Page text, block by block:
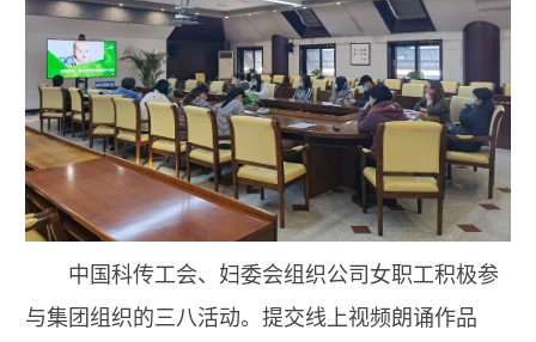
中国科传工会、妇委会组织公司女职工积极参
与集团组织的三八活动。提交线上视频朗诵作品